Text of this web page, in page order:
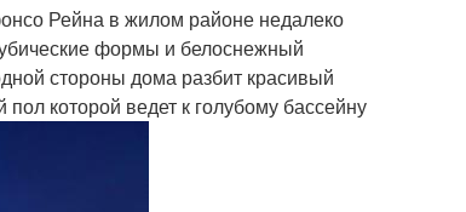
Рейна в жилом районе недалеко
формы и белоснежный
стороны дома разбит красивый
которой ведет к голубому бассейну